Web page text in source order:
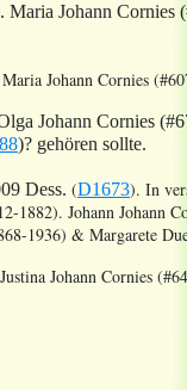
Maria Johann Cornies
Maria Johann Cornies
Johann Cornies
)? gehören sollte.
Dess. (D1673). In
1882). Johann Johann
1936) & Margarete
Justina Johann Cornies